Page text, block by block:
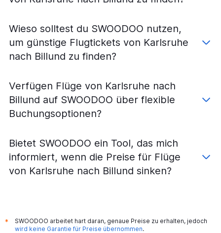
Wieso solltest du SWOODOO nutzen,
um günstige Flugtickets von Karlsruhe
nach Billund zu finden?
Verfügen Flüge von Karlsruhe nach
Billund auf SWOODOO über flexible
Buchungsoptionen?
Bietet SWOODOO ein Tool, das mich
informiert, wenn die Preise für Flüge
von Karlsruhe nach Billund sinken?
*
SWOODOO arbeitet hart daran, genaue Preise zu erhalten, jedoch
wird keine Garantie für Preise übernommen.